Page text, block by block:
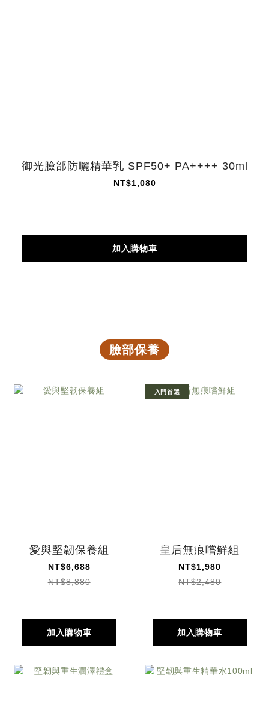
御光臉部防曬精華乳 SPF50+ PA++++ 30ml
NT$1,080
加入購物車
臉部保養
愛與堅韌保養組
NT$6,688
NT$8,880
加入購物車
入門首選
皇后無痕嚐鮮組
NT$1,980
NT$2,480
加入購物車